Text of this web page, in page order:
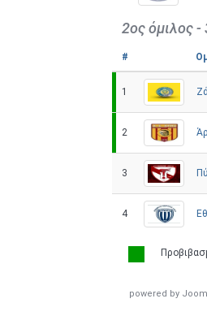
2ος όμιλος
#
1
2
3
4
powered by